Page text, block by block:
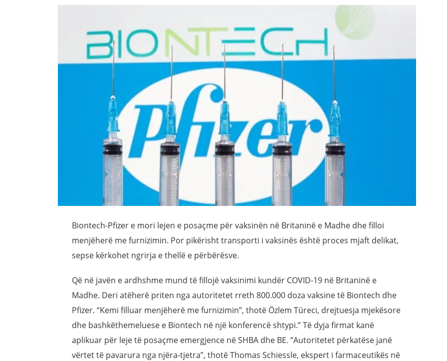
Biontech-Pfizer e mori lejen e posaçme për vaksinën në Britaninë e Madhe dhe filloi
menjëherë me furnizimin. Por pikërisht transporti i vaksinës është proces mjaft delikat,
sepse kërkohet ngrirja e thellë e përbërësve.
Që në javën e ardhshme mund të fillojë vaksinimi kundër COVID-19 në Britaninë e
Madhe. Deri atëherë priten nga autoritetet rreth 800.000 doza vaksine të Biontech dhe
Pfizer. “Kemi filluar menjëherë me furnizimin”, thotë Özlem Türeci, drejtuesja mjekësore
dhe bashkëthemeluese e Biontech në një konferencë shtypi.” Të dyja firmat kanë
aplikuar për leje të posaçme emergjence në SHBA dhe BE. “Autoritetet përkatëse janë
vërtet të pavarura nga njëra-tjetra”, thotë Thomas Schiessle, ekspert i farmaceutikës në